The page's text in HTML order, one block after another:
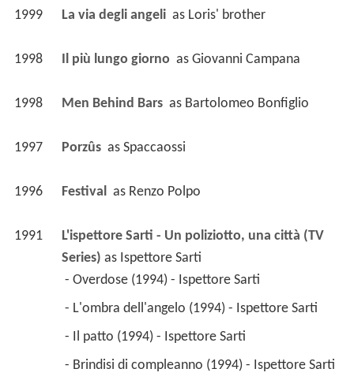
1999 La via degli angeli as Loris' brother
1998 Il più lungo giorno as Giovanni Campana
1998 Men Behind Bars as Bartolomeo Bonfiglio
1997 Porzûs as Spaccaossi
1996 Festival as Renzo Polpo
1991
L'ispettore Sarti - Un poliziotto, una città (TV
Series) as Ispettore Sarti
- Overdose (1994) - Ispettore Sarti
- L'ombra dell'angelo (1994) - Ispettore Sarti
- Il patto (1994) - Ispettore Sarti
- Brindisi di compleanno (1994) - Ispettore Sarti